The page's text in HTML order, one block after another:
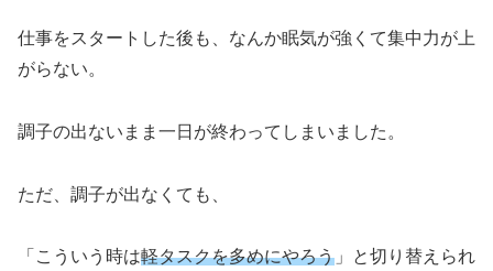
仕事をスタートした後も、なんか眠気が強くて集中力が上
がらない。
調子の出ないまま一日が終わってしまいました。
ただ、調子が出なくても、
「こういう時は軽タスクを多めにやろう 」と切り替えられ